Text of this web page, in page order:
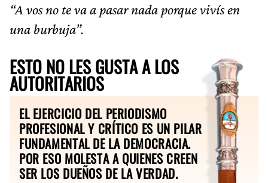
“A vos no te va a pasar nada porque vivís en
una burbuja”.
ESTO NO LES GUSTA A LOS
AUTORITARIOS
EL EJERCICIO DEL PERIODISMO
PROFESIONAL Y CRÍTICO ES UN PILAR
FUNDAMENTAL DE LA DEMOCRACIA.
POR ESO MOLESTA A QUIENES CREEN
SER LOS DUEÑOS DE LA VERDAD.